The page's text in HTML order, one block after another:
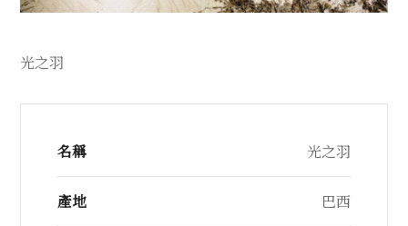
光之羽
名稱 光之羽
產地 巴西